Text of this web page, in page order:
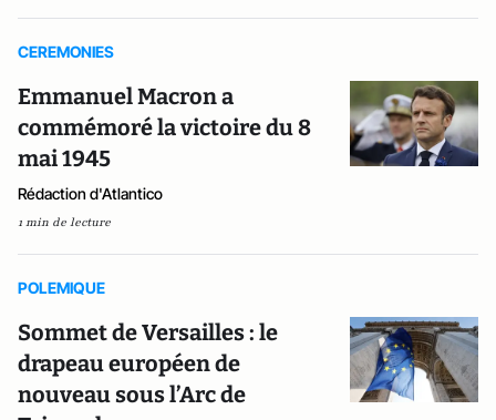
CEREMONIES
Emmanuel Macron a
commémoré la victoire du 8
mai 1945
Rédaction d'Atlantico
1 min de lecture
POLEMIQUE
Sommet de Versailles : le
drapeau européen de
nouveau sous l’Arc de